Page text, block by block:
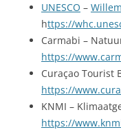
UNESCO –
https://
Carmabi –
https://
Curaçao Tourist
https://
KNMI –
https://